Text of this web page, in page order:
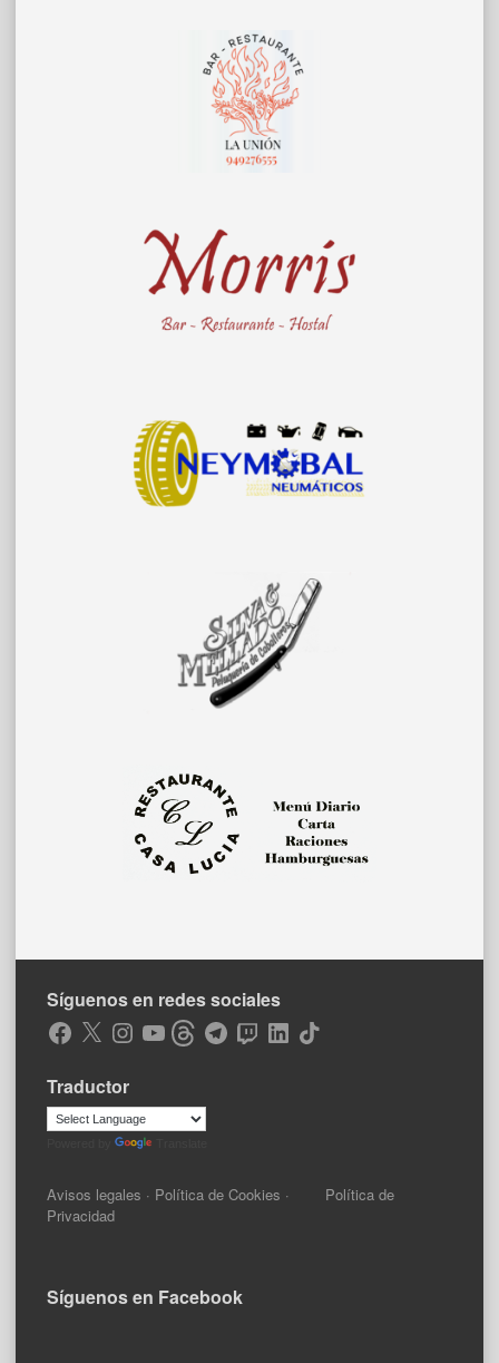
Síguenos en redes sociales
Facebook
X Instagram
YouTubeThreadsTelegramTwitchLinkedIn
TikTok
Traductor
Avisos legales · Política de Cookies · Política de
Privacidad
Síguenos en Facebook